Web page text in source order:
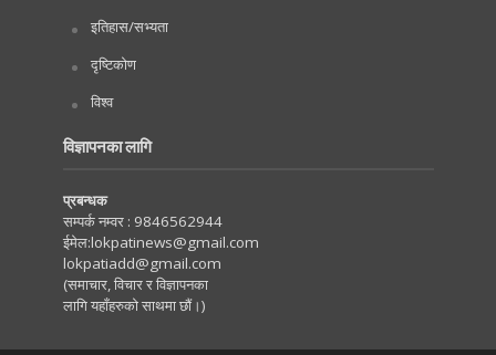
इतिहास/सभ्यता
दृष्टिकोण
विश्व
विज्ञापनका लागि
प्रबन्धक
सम्पर्क नम्वर : 9846562944
ईमेल:lokpatinews@gmail.com
lokpatiadd@gmail.com
(समाचार, विचार र विज्ञापनका
लागि यहाँहरुको साथमा छौं।)